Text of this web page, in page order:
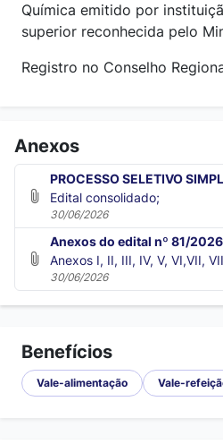
Química emitido por
superior reconhecida pelo
Registro no Conselho
Anexos
PROCESSO SELETIVO
Edital consolidado;
30/06/2026
Anexos do edital nº 81/2026
Anexos I, II, III, IV, V, VI,VII,
30/06/2026
Benefícios
Vale-alimentação Vale-